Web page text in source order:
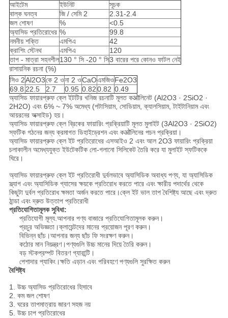
আইটেম
ইউনিট
সূচক
বাল্ক ঘনত্ব
জি / সেমি 2
2.31-2.4
জল শোষণ
%
<0.5
অ্যাসিড প্রতিরোধের %
99.8
নমনীয় শক্তি
এমপিএ
42
ক্রাশিং স্টেনথ
এমপিএ
120
তাপ - মাত্রা সহনশীল130 ° সি -20 ° সি3 বারের পরে কোনও ফাটল নেই
রাসায়নিক রচনা (%)
সিও 2Al2O3কে 2 ওনা 2 ওCaOএমজিওFe2O3
69.8 22.5 2.7 0.95 0.820.82 0.49
অ্যাসিড ফায়ারপ্রুফ ক্লে ইটটির খনিজ রচনাটি মূলত কओলিনেট (Al2O3 · 2SiO2 ·
2H2O) এবং 6% ~ 7% অমেধ্য (পটাসিয়াম, সোডিয়াম, ক্যালসিয়াম, টাইটানিয়াম এবং
আয়রনের অক্সাইড) হয়।
অ্যাসিড ফায়ারপ্রুফ ক্লে ব্রিকের ফায়ারিং প্রক্রিয়াটি মূলত মুলাইট (3Al2O3 · 2SiO2)
স্ফটিক গঠনের জন্য ক্রমাগত ডিহাইড্রেশন এবং কओলিনের পচন প্রক্রিয়া।
অ্যাসিড ফায়ারপ্রুফ ক্লে ইট প্রতিরোধের এসআইও 2 এবং আল 2O3 ফায়ারিং প্রক্রিয়া
চলাকালীন অমেধ্যযুক্ত ইউটেকটিক লো-গলানো সিলিকেট তৈরি করে যা মুলাইট স্ফটিককে
ঘিরে।
অ্যাসিড ফায়ারপ্রুফ ক্লে ইট প্রতিরোধী দুর্বলভাবে অ্যাসিডিক অবাধ্য পণ্য, যা অ্যাসিডিক
স্ল্যাগ এবং অ্যাসিডিক গ্যাসের ক্ষয়কে প্রতিরোধ করতে পারে এবং ক্ষারীয় পদার্থের থেকে
কিছুটা দুর্বল প্রতিরোধ ক্ষমতা অর্জন করতে পারে।ক্লে ইট ভাল তাপ বৈশিষ্ট্য আছে এবং দ্রুত
ঠান্ডা এবং দ্রুত উত্তাপ প্রতিরোধী
প্রতিযোগিতামূলক সুবিধা:
প্রতিযোগী মূল্য.আপনার পণ্য বাজারে প্রতিযোগিতামূলক করুন।
প্রচুর অভিজ্ঞতা।ক্লায়েন্টদের মানের প্রয়োজন পূরণ করুন।
বিভিন্ন ছাঁচ।আপনার জন্য ছাঁচ ফি সংরক্ষণ করুন।
কঠোর মান নিয়ন্ত্রণ।পণ্যগুলি উচ্চ মানের দিয়ে তৈরি করুন।
বড় স্টকপ্রম্পট বিতরণ গ্যারান্টি।
পেশাদার প্যাকিং।ক্ষতি এড়ান এবং পরিবহণে পণ্যগুলি সুরক্ষিত করুন
বৈশিষ্ট্য
1. উচ্চ অ্যাসিড প্রতিরোধের হিসাবে
2. কম জল শোষণ
3. ঘরের তাপমাত্রায় জারণ সহজ নয়
5. উচ্চ চাপ প্রতিরোধের